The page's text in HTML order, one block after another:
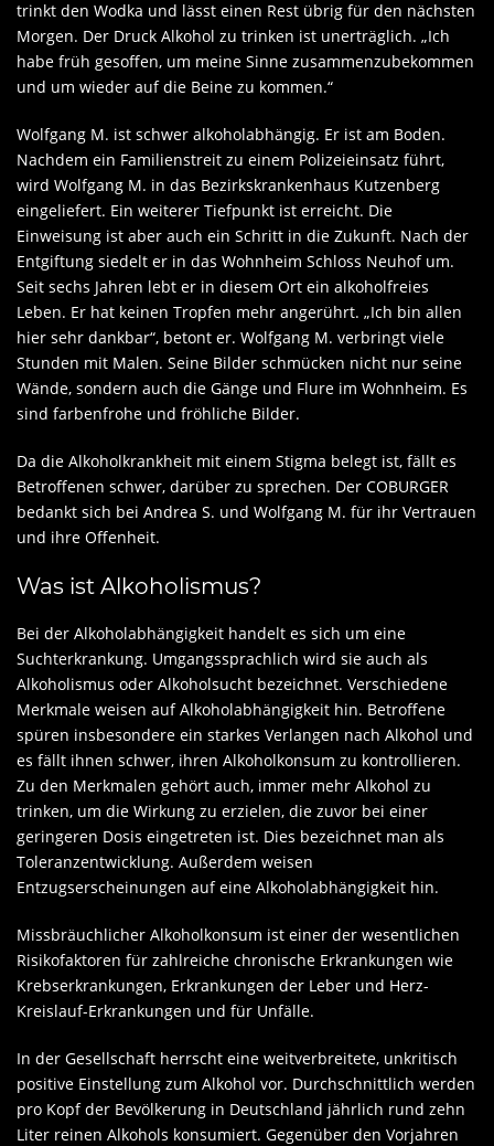
trinkt den Wodka und lässt einen Rest übrig für den nächsten
Morgen. Der Druck Alkohol zu trinken ist unerträglich. „Ich
habe früh gesoffen, um meine Sinne zusammenzubekommen
und um wieder auf die Beine zu kommen.“
Wolfgang M. ist schwer alkoholabhängig. Er ist am Boden.
Nachdem ein Familienstreit zu einem Polizeieinsatz führt,
wird Wolfgang M. in das Bezirkskrankenhaus Kutzenberg
eingeliefert. Ein weiterer Tiefpunkt ist erreicht. Die
Einweisung ist aber auch ein Schritt in die Zukunft. Nach der
Entgiftung siedelt er in das Wohnheim Schloss Neuhof um.
Seit sechs Jahren lebt er in diesem Ort ein alkoholfreies
Leben. Er hat keinen Tropfen mehr angerührt. „Ich bin allen
hier sehr dankbar“, betont er. Wolfgang M. verbringt viele
Stunden mit Malen. Seine Bilder schmücken nicht nur seine
Wände, sondern auch die Gänge und Flure im Wohnheim. Es
sind farbenfrohe und fröhliche Bilder.
Da die Alkoholkrankheit mit einem Stigma belegt ist, fällt es
Betroffenen schwer, darüber zu sprechen. Der COBURGER
bedankt sich bei Andrea S. und Wolfgang M. für ihr Vertrauen
und ihre Offenheit.
Was ist Alkoholismus?
Bei der Alkoholabhängigkeit handelt es sich um eine
Suchterkrankung. Umgangssprachlich wird sie auch als
Alkoholismus oder Alkoholsucht bezeichnet. Verschiedene
Merkmale weisen auf Alkoholabhängigkeit hin. Betroffene
spüren insbesondere ein starkes Verlangen nach Alkohol und
es fällt ihnen schwer, ihren Alkoholkonsum zu kontrollieren.
Zu den Merkmalen gehört auch, immer mehr Alkohol zu
trinken, um die Wirkung zu erzielen, die zuvor bei einer
geringeren Dosis eingetreten ist. Dies bezeichnet man als
Toleranzentwicklung. Außerdem weisen
Entzugserscheinungen auf eine Alkoholabhängigkeit hin.
Missbräuchlicher Alkoholkonsum ist einer der wesentlichen
Risikofaktoren für zahlreiche chronische Erkrankungen wie
Krebserkrankungen, Erkrankungen der Leber und Herz-
Kreislauf-Erkrankungen und für Unfälle.
In der Gesellschaft herrscht eine weitverbreitete, unkritisch
positive Einstellung zum Alkohol vor. Durchschnittlich werden
pro Kopf der Bevölkerung in Deutschland jährlich rund zehn
Liter reinen Alkohols konsumiert. Gegenüber den Vorjahren